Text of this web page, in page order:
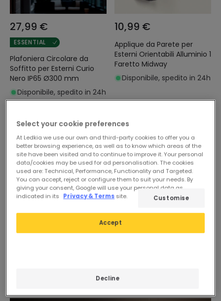
27,99 €
ESSENTIAL
Plafoniera Circolare da
Soffitto per Esterni Curio
Nero IP65 Ø300 mm
Disponibile, spedito in 24h
10,99 €
Applique da Parete per
Esterni Orientabili Alluminio 1
Faretto Midway
Disponibile, spedito in 24h
Disponibile, spedito in 24h
46,99 €
(2)
Select your cookie preferences
At Ledkia we use our own and third-party cookies to offer you a
better browsing experience, as well as to know which areas of the
site have been visited and to continue to improve it. Your personal
data/cookies may be used for ad personalisation. The cookies
used are: Technical, Performance, Functionality and Targeted.
You can accept, reject or configure them to suit your needs. By
giving your consent, Google will use your personal data as
indicated in its
Privacy & Terms site.
Decline
Accept
Customise